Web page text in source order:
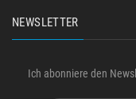
NEWSLETTER
Ich abonniere den